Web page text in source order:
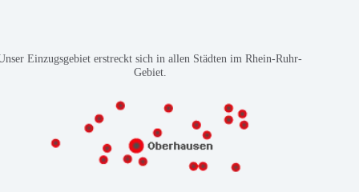
Einzugsgebiet erstreckt sich in allen Städten im Rhein-Ruhr-
Gebiet.